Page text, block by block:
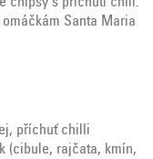
Santa Maria
příchuť chilli
(cibule, rajčata, kmín,